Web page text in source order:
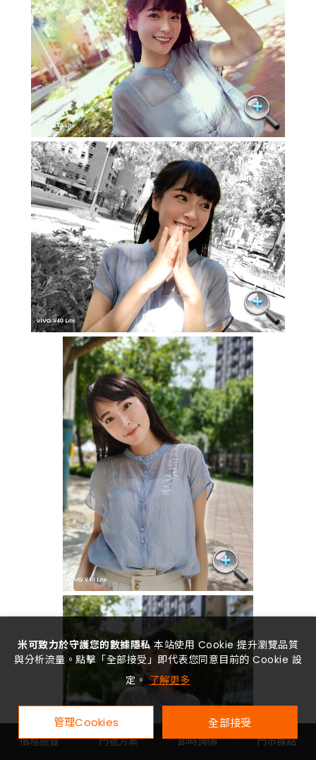
價格總覽 門號方案 即時詢價 門市據點
米可致力於守護您的數據隱私本站使用 Cookie 提升瀏覽品質
與分析流量。點擊「全部接受」即代表您同意目前的 Cookie 設
定。了解更多
管理Cookies 全部接受